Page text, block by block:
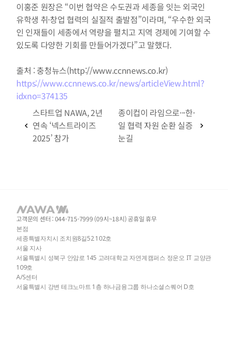
이홍준 원장은 “이번 협약은 수도권과 세종을 잇는 외국인
유학생 취·창업 협력의 실질적 출발점”이라며, “우수한 외국
인 인재들이 세종에서 역량을 펼치고 지역 경제에 기여할 수
있도록 다양한 기회를 만들어가겠다”고 말했다.
출처 : 충청뉴스(http://www.ccnnews.co.kr)
https://www.ccnnews.co.kr/news/articleView.html?
idxno=374135
스타트업 NAWA, 2년
연속 ‘넥스트라이즈
2025’ 참가
종이컵이 라임으로···한·
일 협력 자원 순환 실증
눈길
본점
세종특별자치시 조치원8길52 102호
서울 지사
서울특별시 성북구 안암로 145 고려대학교 자연계캠퍼스 정운오 IT 교양관
109호
A/S센터
서울특별시 강변 테크노마트 1층 하나금융그룹 하나소셜스퀘어 D호
고객문의 센터 : 044-715-7999 (09시~18시) 공휴일 휴무